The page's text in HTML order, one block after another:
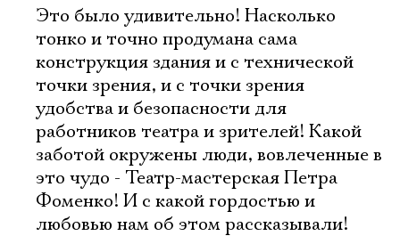
Это было удивительно! Насколько
тонко и точно продумана сама
конструкция здания и с технической
точки зрения, и с точки зрения
удобства и безопасности для
работников театра и зрителей! Какой
заботой окружены люди, вовлеченные в
это чудо - Театр-мастерская Петра
Фоменко! И с какой гордостью и
любовью нам об этом рассказывали!